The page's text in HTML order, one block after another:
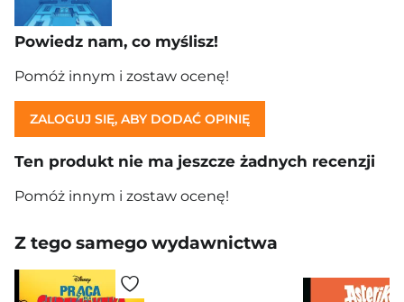
Powiedz nam, co myślisz!
Pomóż innym i zostaw ocenę!
ZALOGUJ SIĘ, ABY DODAĆ OPINIĘ
Ten produkt nie ma jeszcze żadnych recenzji
Pomóż innym i zostaw ocenę!
Z tego samego wydawnictwa